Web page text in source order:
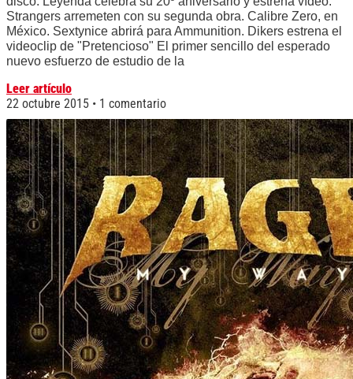
Strangers arremeten con su segunda obra. Calibre Zero, en
México. Sextynice abrirá para Ammunition. Dikers estrena el
videoclip de "Pretencioso" El primer sencillo del esperado
nuevo esfuerzo de estudio de la
Leer artículo
22 octubre 2015
1 comentario